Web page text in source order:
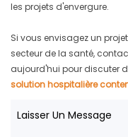
les projets d'envergure.
Si vous envisagez un
secteur de la santé,
aujourd'hui pour discuter
solution hospitalière
Laisser Un Message